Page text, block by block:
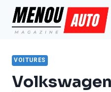
Aller
contenu
VOITURES